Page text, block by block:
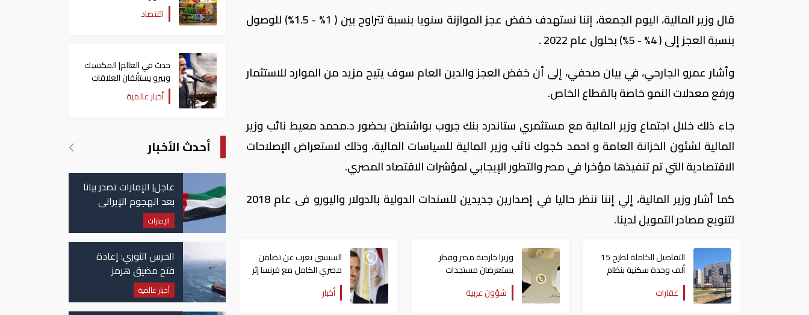
قال وزير المالية، اليوم الجمعة، إننا نستهدف خفض عجز الموازنة سنويا بنسبة تتراوح بين ( 1% - 1.5%) للوصول
بنسبة العجز إلى ( 4% - 5%) بحلول عام 2022 .
وأشار عمرو الجارحي، في بيان صحفي، إلى أن خفض العجز والدين العام سوف يتيح مزيد من الموارد للاستثمار
ورفع معدلات النمو خاصة بالقطاع الخاص.
جاء ذلك خلال اجتماع وزير المالية مع مستثمري ستاندرد بنك جروب بواشنطن بحضور د.محمد معيط نائب وزير
المالية لشئون الخزانة العامة و احمد كجوك نائب وزير المالية للسياسات المالية، وذلك لاستعراض الإصلاحات
الاقتصادية التي تم تنفيذها مؤخرا في مصر والتطور الإيجابي لمؤشرات الاقتصاد المصري.
كما أشار وزير المالية، إلي إننا ننظر حاليا في إصدارين جديدين للسندات الدولية بالدولار واليورو فى عام 2018
لتنويع مصادر التمويل لدينا.
التفاصيل الكاملة لطرح 15
ألف وحدة سكنية بنظام
الإيجار المنتهي بالتملك في
مصر
عقارات
وزيرا خارجية مصر وقطر
يستعرضان مستجدات
التحركات الإقليمية
شؤون عربية
السيسي يعرب عن تضامن
مصري الكامل مع فرنسا إثر
الحرائق التي شهدتها
أخبار
منذ 3 سنواتاقتصاد
حدث في العالم| المكسيك
وبيرو يستأنفان العلاقات
وتنصيب رئيسا جديدا
أخبار عالمية
أحدث الأخبار
عاجل| الإمارات تصدر بيانا
بعد الهجوم الإيراني
على سفينة تابعة
لـ"أدنوك"
الإمارات
الحرس الثوري: إعادة
فتح مضيق هرمز
مرهونة بقبول واشنطن
الكامل لشروط طهران
أخبار عالمية